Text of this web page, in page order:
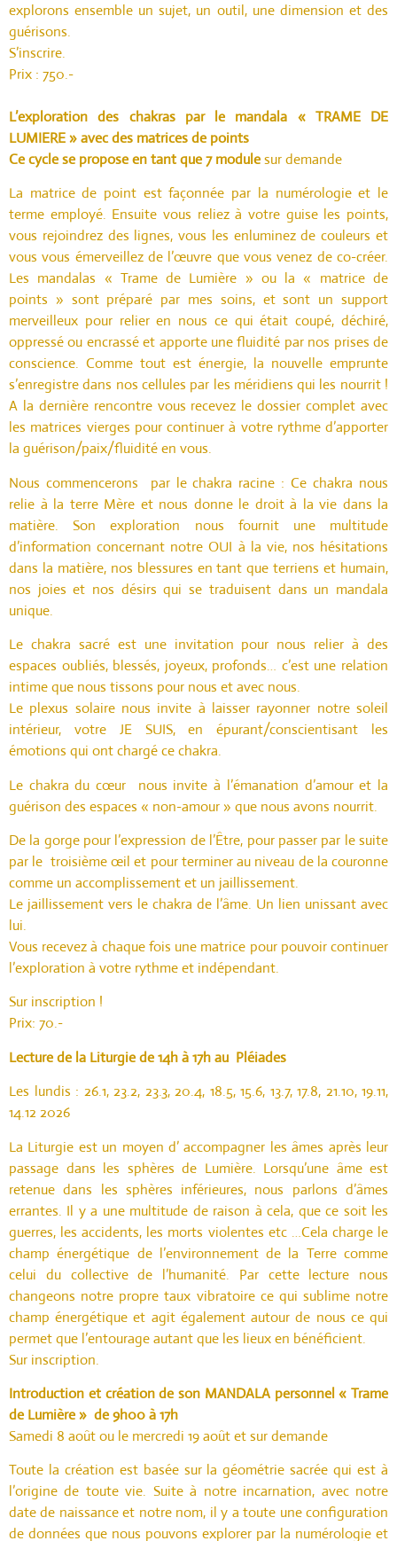
explorons ensemble un sujet, un outil, une dimension et des
guérisons.
S’inscrire.
Prix : 750.-
L’exploration des chakras par le mandala « TRAME DE
LUMIERE » avec des matrices de points
Ce cycle se propose en tant que 7 modulesur demande
La matrice de point est façonnée par la numérologie et le
terme employé. Ensuite vous reliez à votre guise les points,
vous rejoindrez des lignes, vous les enluminez de couleurs et
vous vous émerveillez de l’œuvre que vous venez de co-créer.
Les mandalas « Trame de Lumière » ou la « matrice de
points » sont préparé par mes soins, et sont un support
merveilleux pour relier en nous ce qui était coupé, déchiré,
oppressé ou encrassé et apporte une fluidité par nos prises de
conscience. Comme tout est énergie, la nouvelle emprunte
s’enregistre dans nos cellules par les méridiens qui les nourrit !
A la dernière rencontre vous recevez le dossier complet avec
les matrices vierges pour continuer à votre rythme d’apporter
la guérison/paix/fluidité en vous.
Nous commencerons par le chakra racine : Ce chakra nous
relie à la terre Mère et nous donne le droit à la vie dans la
matière. Son exploration nous fournit une multitude
d’information concernant notre OUI à la vie, nos hésitations
dans la matière, nos blessures en tant que terriens et humain,
nos joies et nos désirs qui se traduisent dans un mandala
unique.
Le chakra sacré est une invitation pour nous relier à des
espaces oubliés, blessés, joyeux, profonds… c’est une relation
intime que nous tissons pour nous et avec nous.
Le plexus solaire nous invite à laisser rayonner notre soleil
intérieur, votre JE SUIS, en épurant/conscientisant les
émotions qui ont chargé ce chakra.
Le chakra du cœur nous invite à l’émanation d’amour et la
guérison des espaces « non-amour » que nous avons nourrit.
De la gorge pour l’expression de l’Être, pour passer par le suite
par le troisième œil et pour terminer au niveau de la couronne
comme un accomplissement et un jaillissement.
Le jaillissement vers le chakra de l’âme. Un lien unissant avec
lui.
Vous recevez à chaque fois une matrice pour pouvoir continuer
l’exploration à votre rythme et indépendant.
Sur inscription !
Prix: 70.-
Lecture de la Liturgie de 14h à 17h au Pléiades
Les lundis : 26.1, 23.2, 23.3, 20.4, 18.5, 15.6, 13.7, 17.8, 21.10, 19.11,
14.12 2026
La Liturgie est un moyen d’ accompagner les âmes après leur
passage dans les sphères de Lumière. Lorsqu’une âme est
retenue dans les sphères inférieures, nous parlons d’âmes
errantes. Il y a une multitude de raison à cela, que ce soit les
guerres, les accidents, les morts violentes etc …Cela charge le
champ énergétique de l’environnement de la Terre comme
celui du collective de l’humanité. Par cette lecture nous
changeons notre propre taux vibratoire ce qui sublime notre
champ énergétique et agit également autour de nous ce qui
permet que l’entourage autant que les lieux en bénéficient.
Sur inscription.
Introduction et création de son MANDALA personnel « Trame
de Lumière » de 9h00 à 17h
Samedi 8 août ou le mercredi 19 août et sur demande
Toute la création est basée sur la géométrie sacrée qui est à
l’origine de toute vie. Suite à notre incarnation, avec notre
date de naissance et notre nom, il y a toute une configuration
de données que nous pouvons explorer par la numérologie et